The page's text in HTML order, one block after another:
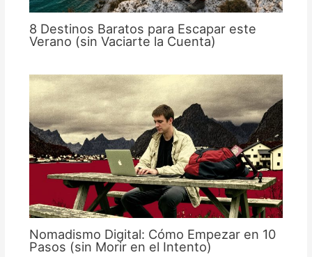
8 Destinos Baratos para Escapar este
Verano (sin Vaciarte la Cuenta)
Nomadismo Digital: Cómo Empezar en 10
Pasos (sin Morir en el Intento)